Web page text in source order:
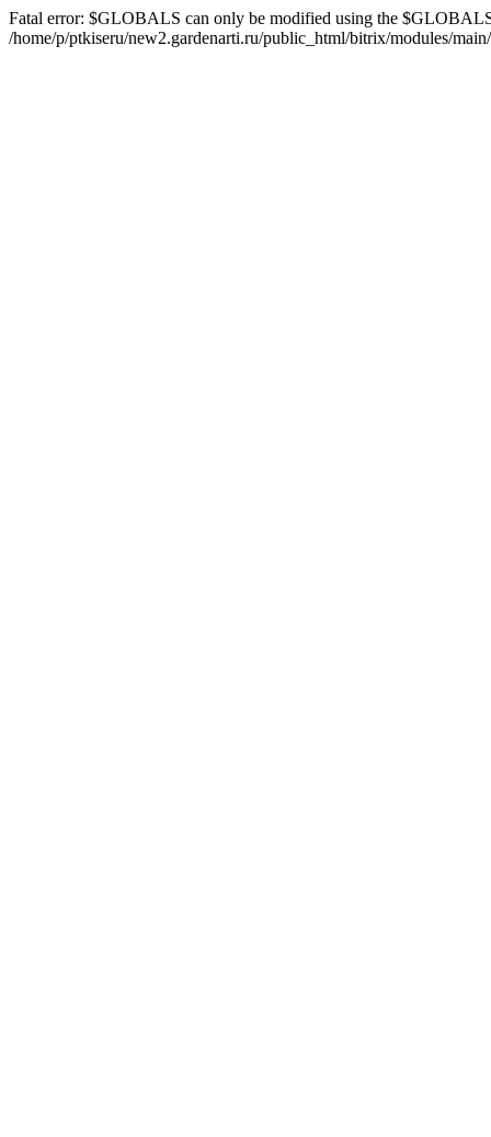
Fatal error: $GLOBALS can only be modified using the
/home/p/ptkiseru/new2.gardenarti.ru/public_html/bitrix/modules/